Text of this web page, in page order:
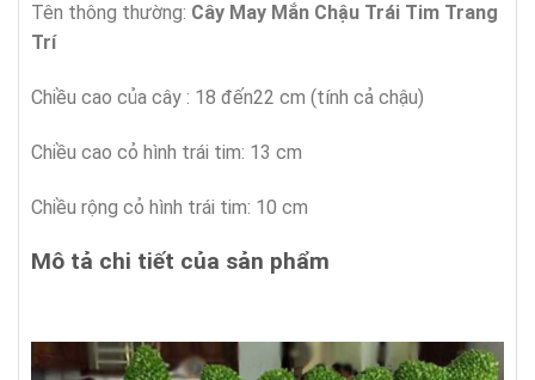
Tên thông thường: Cây May Mắn Chậu Trái Tim Trang
Trí
Chiều cao của cây : 18 đến22 cm (tính cả chậu)
Chiều cao cỏ hình trái tim: 13 cm
Chiều rộng cỏ hình trái tim: 10 cm
Mô tả chi tiết của sản phẩm